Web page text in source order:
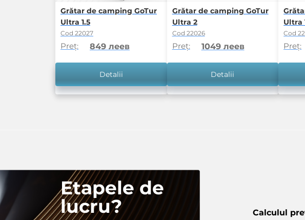
Grătar de camping GoTur
Ultra 1.5
Cod 22027
Preț: 849 леев
Detalii
Grătar de camping GoTur
Ultra 2
Cod 22026
Preț: 1049 леев
Detalii
Ultra
Cod
Preț:
Etapele de
lucru?
Calculul